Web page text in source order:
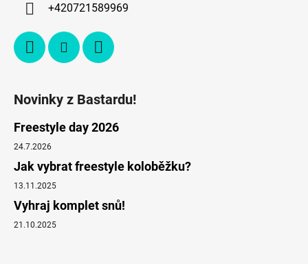
+420721589969
Novinky z Bastardu!
Freestyle day 2026
24.7.2026
Jak vybrat freestyle koloběžku?
13.11.2025
Vyhraj komplet snů!
21.10.2025